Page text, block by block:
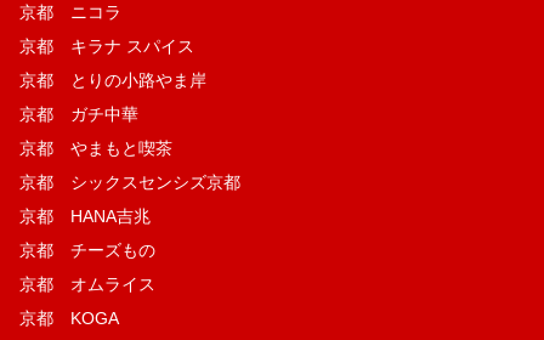
京都 ニコラ
京都 キラナ スパイス
京都 とりの小路やま岸
京都 ガチ中華
京都 やまもと喫茶
京都 シックスセンシズ京都
京都 HANA吉兆
京都 チーズもの
京都 オムライス
京都 KOGA